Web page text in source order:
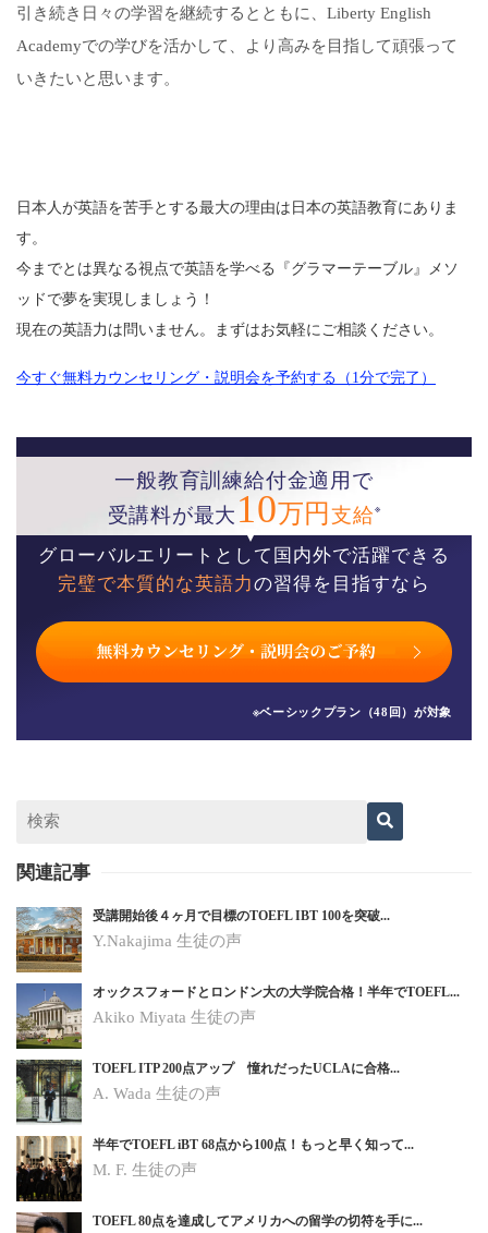
引き続き日々の学習を継続するとともに、Liberty English
Academyでの学びを活かして、より高みを目指して頑張って
いきたいと思います。
日本人が英語を苦手とする最大の理由は日本の英語教育にありま
す。
今までとは異なる視点で英語を学べる『グラマーテーブル』メソ
ッドで夢を実現しましょう！
現在の英語力は問いません。まずはお気軽にご相談ください。
今すぐ無料カウンセリング・説明会を予約する（1分で完了）
一般教育訓練給付金適用で
受講料が最大 10万円支給※
グローバルエリートとして国内外で活躍できる
完璧で本質的な英語力の習得を目指すなら
※ベーシックプラン（48回）が対象
関連記事
受講開始後４ヶ月で目標のTOEFL IBT 100を突破...
Y.Nakajima 生徒の声
オックスフォードとロンドン大の大学院合格！半年でTOEFL...
Akiko Miyata 生徒の声
TOEFL ITP 200点アップ 憧れだったUCLAに合格...
A. Wada 生徒の声
半年でTOEFL iBT 68点から100点！もっと早く知って...
M. F. 生徒の声
TOEFL 80点を達成してアメリカへの留学の切符を手に...